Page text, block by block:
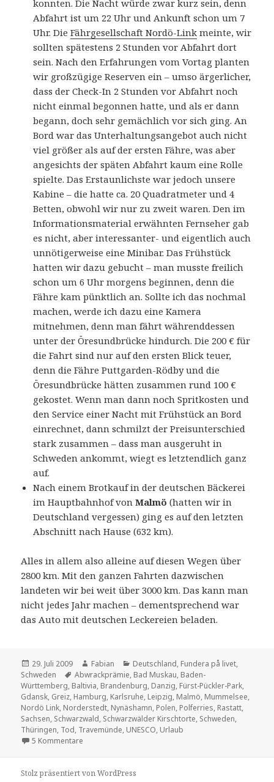
konnten. Die Nacht würde zwar kurz sein, denn
Abfahrt ist um 22 Uhr und Ankunft schon um 7
Uhr. DieFährgesellschaft Nordö-Link meinte, wir
sollten spätestens 2 Stunden vor Abfahrt dort
sein. Nach den Erfahrungen vom Vortag planten
wir großzügige Reserven ein – umso ärgerlicher,
dass der Check-In 2 Stunden vor Abfahrt noch
nicht einmal begonnen hatte, und als er dann
begann, doch sehr gemächlich vor sich ging. An
Bord war das Unterhaltungsangebot auch nicht
viel größer als auf der ersten Fähre, was aber
angesichts der späten Abfahrt kaum eine Rolle
spielte. Das Erstaunlichste war jedoch unsere
Kabine – die hatte ca. 20 Quadratmeter und 4
Betten, obwohl wir nur zu zweit waren. Den im
Informationsmaterial erwähnten Fernseher gab
es nicht, aber interessanter- und eigentlich auch
unnötigerweise eine Minibar. Das Frühstück
hatten wir dazu gebucht – man musste freilich
schon um 6 Uhr morgens beginnen, denn die
Fähre kam pünktlich an. Sollte ich das nochmal
machen, werde ich dazu eine Kamera
mitnehmen, denn man fährt währenddessen
unter der Öresundbrücke hindurch. Die 200 € für
die Fahrt sind nur auf den ersten Blick teuer,
denn die Fähre Puttgarden-Rödby und die
Öresundbrücke hätten zusammen rund 100 €
gekostet. Wenn man dann noch Spritkosten und
den Service einer Nacht mit Frühstück an Bord
einrechnet, dann schmilzt der Preisunterschied
stark zusammen – dass man ausgeruht in
Schweden ankommt, wiegt es letztendlich ganz
auf.
Nach einem Brotkauf in der deutschen Bäckerei
im Hauptbahnhof vonMalmö (hatten wir in
Deutschland vergessen) ging es auf den letzten
Abschnitt nach Hause (632 km).
Alles in allem also alleine auf diesen Wegen über
2800 km. Mit den ganzen Fahrten dazwischen
landeten wir bei weit über 3000 km. Das kann man
nicht jedes Jahr machen – dementsprechend war
das Auto mit deutschen Leckereien beladen.
Veröffentlicht
am
29. Juli 2009 Autor
Fabian Kategorien
Deutschland, Fundera på livet,
Schweden
Schlagwörter
Abwrackprämie, Bad Muskau, Baden-
Württemberg, Baltivia, Brandenburg, Danzig, Fürst-Pückler-Park,
Gdansk, Greiz, Hamburg, Karlsruhe, Leipzig, Malmö, Mummelsee,
Nordö Link, Norderstedt, Nynäshamn, Polen, Polferries, Rastatt,
Sachsen, Schwarzwald, Schwarzwälder Kirschtorte, Schweden,
Thüringen, Tod, Travemünde, UNESCO, Urlaub
5 Kommentare
Stolz präsentiert von WordPress